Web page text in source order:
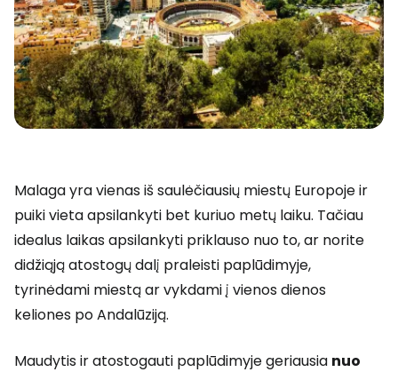
Malaga yra vienas iš saulėčiausių miestų Europoje ir
puiki vieta apsilankyti bet kuriuo metų laiku. Tačiau
idealus laikas apsilankyti priklauso nuo to, ar norite
didžiąją atostogų dalį praleisti paplūdimyje,
tyrinėdami miestą ar vykdami į vienos dienos
keliones po Andalūziją.
Maudytis ir atostogauti paplūdimyje geriausia nuo